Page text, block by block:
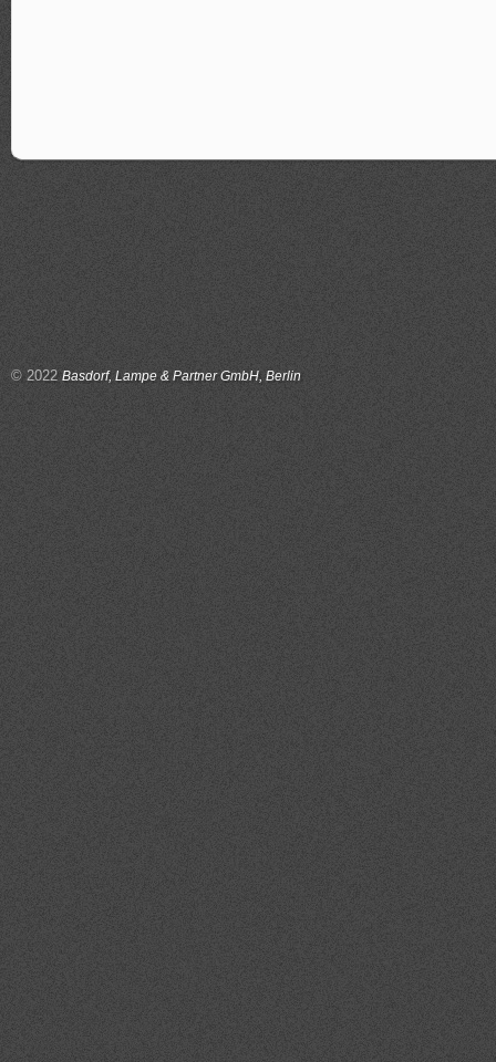
© 2022 Basdorf, Lampe & Partner GmbH, Berlin